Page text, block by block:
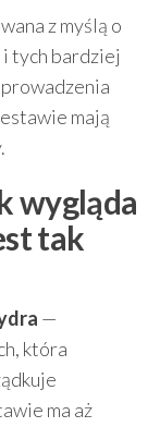
z myślą o
i tych bardziej
mają
wygląda
tak
—
która
ma aż